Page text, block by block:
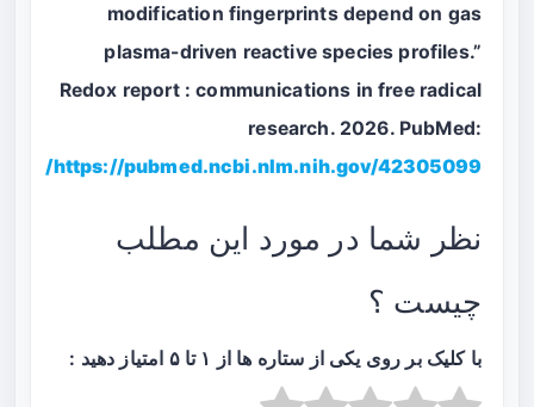
modification fingerprints depend on gas
plasma-driven reactive species profiles.”
Redox report : communications in free radical
research. 2026. PubMed:
https://pubmed.ncbi.nlm.nih.gov/42305099/
نظر شما در مورد این مطلب
چیست ؟
با کلیک بر روی یکی از ستاره ها از ۱ تا ۵ امتیاز دهید :